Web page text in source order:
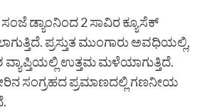
ಸಂಜೆ ಡ್ಯಾಂನಿಂದ 2 ಸಾವಿರ ಕ್ಯೂಸೆಕ್
ಪ್ರಸ್ತುತ ಮುಂಗಾರು ಅವಧಿಯಲ್ಲಿ,
ಉತ್ತಮ ಮಳೆಯಾಗುತ್ತಿದೆ.
ಸಂಗ್ರಹದ ಪ್ರಮಾಣದಲ್ಲಿ ಗಣನೀಯ